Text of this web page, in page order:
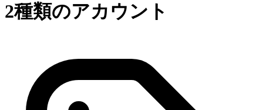
2種類のアカウント